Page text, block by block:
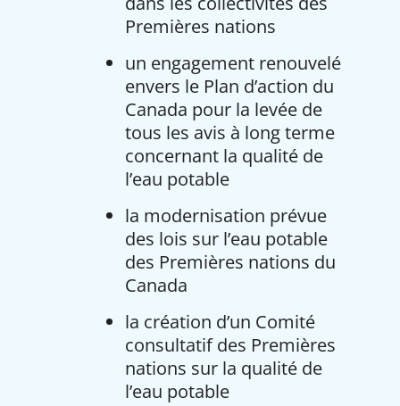
Premières nations
un engagement renouvelé
envers le Plan d’action du
Canada pour la levée de
tous les avis à long terme
concernant la qualité de
l’eau potable
la modernisation prévue
des lois sur l’eau potable
des Premières nations du
Canada
la création d’un Comité
consultatif des Premières
nations sur la qualité de
l’eau potable